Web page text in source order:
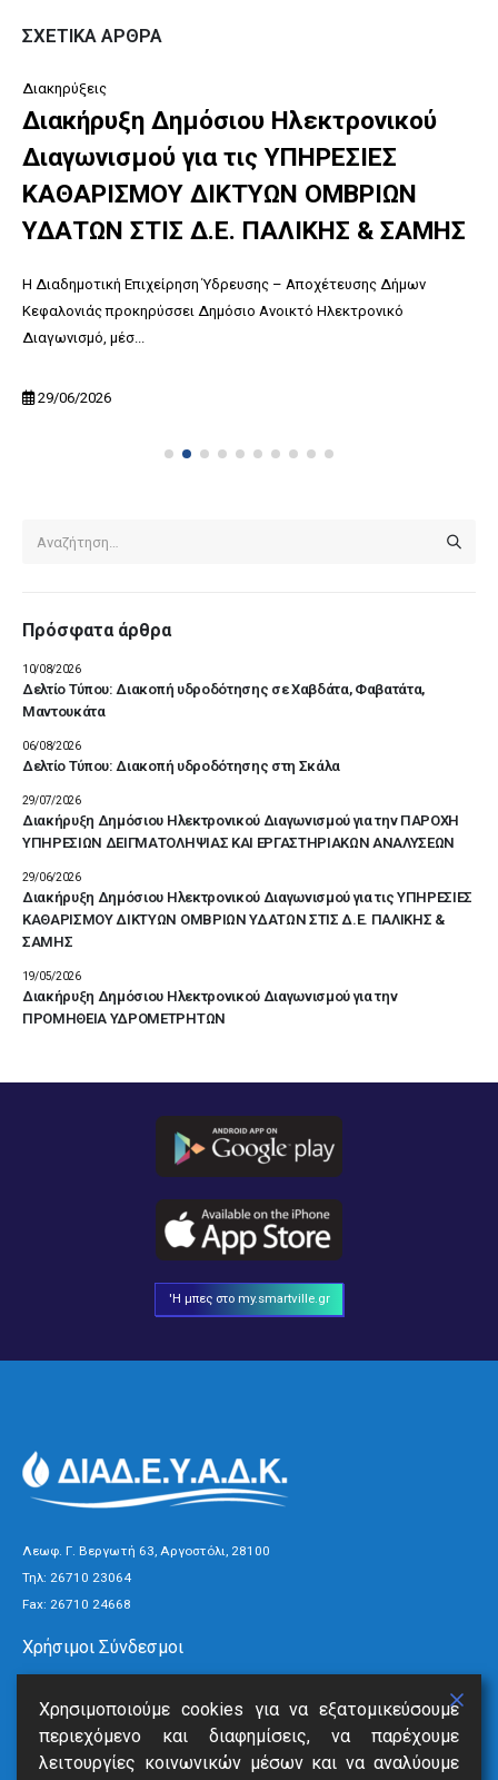
ΣΧΕΤΙΚΆ ΆΡΘΡΑ
Διακηρύξεις
Διακήρυξη Δημόσιου Ηλεκτρονικού
Διαγωνισμού για τις ΥΠΗΡΕΣΙΕΣ
ΚΑΘΑΡΙΣΜΟΥ ΔΙΚΤΥΩΝ ΟΜΒΡΙΩΝ
ΥΔΑΤΩΝ ΣΤΙΣ Δ.Ε. ΠΑΛΙΚΗΣ & ΣΑΜΗΣ
Η Διαδημοτική Επιχείρηση Ύδρευσης – Αποχέτευσης Δήμων
Κεφαλονιάς προκηρύσσει Δημόσιο Ανοικτό Ηλεκτρονικό
Διαγωνισμό, μέσ...
29/06/2026
Πρόσφατα άρθρα
Δελτίο Τύπου: Διακοπή υδροδότησης σε Χαβδάτα, Φαβατάτα,
Μαντουκάτα
10/08/2026
Δελτίο Τύπου: Διακοπή υδροδότησης στη Σκάλα
06/08/2026
Διακήρυξη Δημόσιου Ηλεκτρονικού Διαγωνισμού για την ΠΑΡΟΧΗ
ΥΠΗΡΕΣΙΩΝ ΔΕΙΓΜΑΤΟΛΗΨΙΑΣ ΚΑΙ ΕΡΓΑΣΤΗΡΙΑΚΩΝ ΑΝΑΛΥΣΕΩΝ
29/07/2026
Διακήρυξη Δημόσιου Ηλεκτρονικού Διαγωνισμού για τις ΥΠΗΡΕΣΙΕΣ
ΚΑΘΑΡΙΣΜΟΥ ΔΙΚΤΥΩΝ ΟΜΒΡΙΩΝ ΥΔΑΤΩΝ ΣΤΙΣ Δ.Ε. ΠΑΛΙΚΗΣ &
ΣΑΜΗΣ
29/06/2026
Διακήρυξη Δημόσιου Ηλεκτρονικού Διαγωνισμού για την
ΠΡΟΜΗΘΕΙΑ ΥΔΡΟΜΕΤΡΗΤΩΝ
19/05/2026
'Η μπες στο my.smartville.gr
Λεωφ. Γ. Βεργωτή 63, Αργοστόλι, 28100
Τηλ: 26710 23064
Fax: 26710 24668
Χρήσιμοι Σύνδεσμοι
Ανακοινώσεις
Νέα
Επικοινωνία
Χρησιμοποιούμε cookies για να εξατομικεύσουμε
περιεχόμενο και διαφημίσεις, να παρέχουμε
λειτουργίες κοινωνικών μέσων και να αναλύουμε